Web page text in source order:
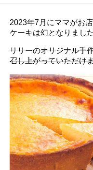
2023年7月にママがお
ケーキは幻となりまし
リリーのオリジナル手
召し上がっていただけ